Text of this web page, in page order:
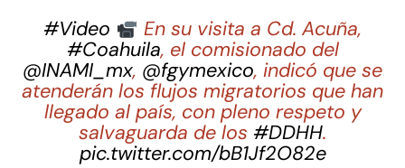
#Video
En su visita a Cd. Acuña,
#Coahuila, el comisionado del
@INAMI_mx, @fgymexico, indicó que se
atenderán los flujos migratorios que han
llegado al país, con pleno respeto y
salvaguarda de los #DDHH.
pic.twitter.com/bB1Jf2O82e